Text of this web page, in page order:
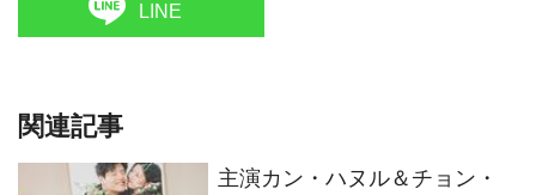
LINE
関連記事
主演カン・ハヌル＆チョン・